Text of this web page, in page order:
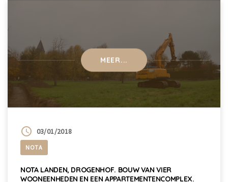
MEER...
03/01/2018
NOTA
NOTA LANDEN, DROGENHOF. BOUW VAN VIER
WOONEENHEDEN EN EEN APPARTEMENTENCOMPLEX.